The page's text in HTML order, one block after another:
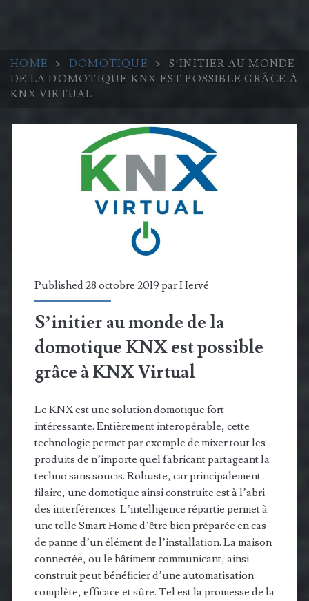
HOME > DOMOTIQUE >
S’INITIER AU MONDE
DE LA DOMOTIQUE KNX EST POSSIBLE GRÂCE À
KNX VIRTUAL
Published 28 octobre 2019 parHervé
S’initier au monde de la
domotique KNX est possible
grâce à KNX Virtual
Le KNX est une solution domotique fort
intéressante. Entièrement interopérable, cette
technologie permet par exemple de mixer tout les
produits de n’importe quel fabricant partageant la
techno sans soucis. Robuste, car principalement
filaire, une domotique ainsi construite est à l’abri
des interférences. L’intelligence répartie permet à
une telle Smart Home d’être bien préparée en cas
de panne d’un élément de l’installation. La maison
connectée, ou le bâtiment communicant, ainsi
construit peut bénéficier d’une automatisation
complète, efficace et sûre. Tel est la promesse de la